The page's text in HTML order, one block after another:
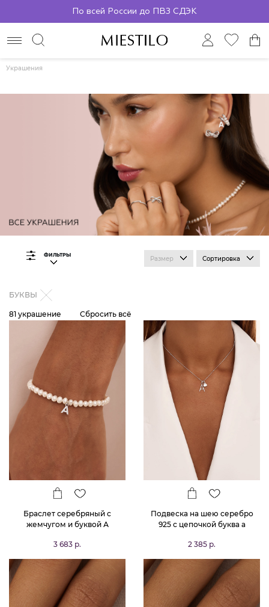
По всей России до ПВЗ СДЭК
Украшения
ФИЛЬТРЫ Размер Сортировка
БУКВЫ
81 украшение Сбросить всё
Браслет серебряный с
жемчугом и буквой А
3 683 р.
Подвеска на шею серебро
925 с цепочкой буква а
2 385 р.